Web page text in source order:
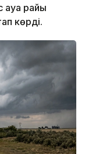
ауа райы
көрді.